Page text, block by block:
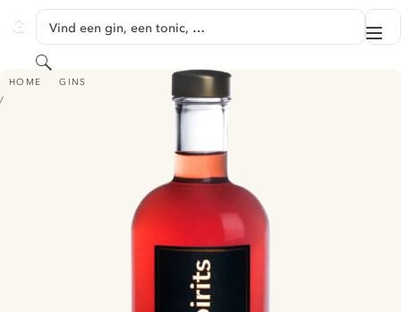
GINVENTORY
Vind een gin, een tonic, …
Zoeken
HOME GINS
PÜR SPIRITS BLACKTHORN SLOE GIN